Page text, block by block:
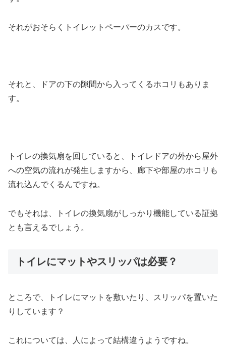
それがおそらくトイレットペーパーのカスです。
それと、ドアの下の隙間から入ってくるホコリもありま
す。
トイレの換気扇を回していると、トイレドアの外から屋外
への空気の流れが発生しますから、廊下や部屋のホコリも
流れ込んでくるんですね。
でもそれは、トイレの換気扇がしっかり機能している証拠
とも言えるでしょう。
トイレにマットやスリッパは必要？
ところで、トイレにマットを敷いたり、スリッパを置いた
りしています？
これについては、人によって結構違うようですね。